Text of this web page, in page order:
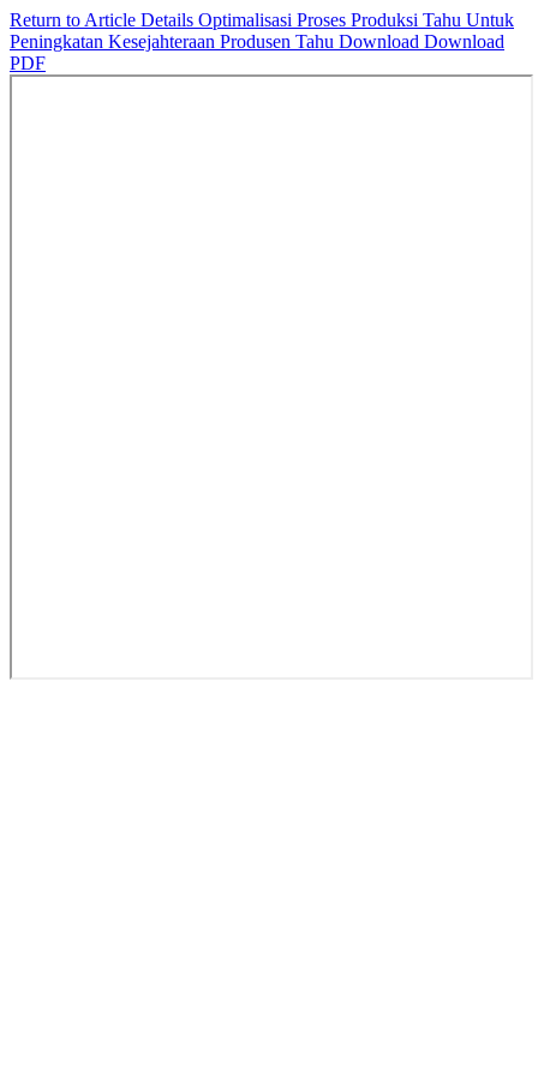
Return to Article Details Optimalisasi Proses Produksi Tahu Untuk
Peningkatan Kesejahteraan Produsen Tahu Download Download
PDF